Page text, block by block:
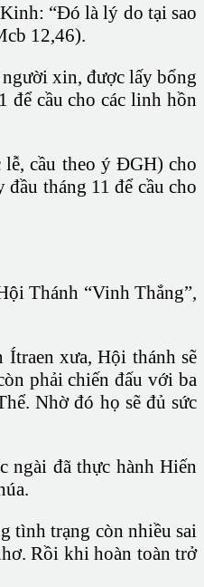
“Đó là lý do tại sao
12,46).
xin, được lấy bổng
để cầu cho các linh hồn
cầu theo ý ĐGH) cho
tháng 11 để cầu cho
Thánh “Vinh Thắng”,
xưa, Hội thánh sẽ
phải chiến đấu với ba
Nhờ đó họ sẽ đủ sức
ngài đã thực hành Hiến
tình trạng còn nhiều sai
Rồi khi hoàn toàn trở